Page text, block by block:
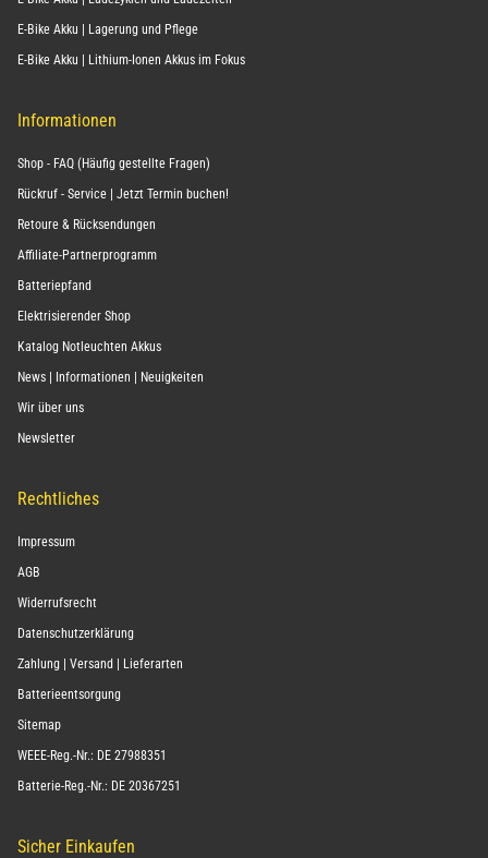
E-Bike Akku | Lagerung und Pflege
E-Bike Akku | Lithium-Ionen Akkus im Fokus
Informationen
Shop - FAQ (Häufig gestellte Fragen)
Rückruf - Service | Jetzt Termin buchen!
Retoure & Rücksendungen
Affiliate-Partnerprogramm
Batteriepfand
Elektrisierender Shop
Katalog Notleuchten Akkus
News | Informationen | Neuigkeiten
Wir über uns
Newsletter
Rechtliches
Impressum
AGB
Widerrufsrecht
Datenschutzerklärung
Zahlung | Versand | Lieferarten
Batterieentsorgung
Sitemap
WEEE-Reg.-Nr.: DE 27988351
Batterie-Reg.-Nr.: DE 20367251
Sicher Einkaufen